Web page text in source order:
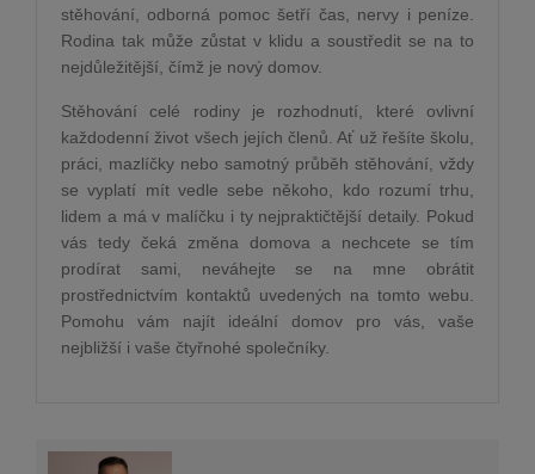
stěhování, odborná pomoc šetří čas, nervy i peníze.
Rodina tak může zůstat v klidu a soustředit se na to
nejdůležitější, čímž je nový domov.
Stěhování celé rodiny je rozhodnutí, které ovlivní
každodenní život všech jejích členů. Ať už řešíte školu,
práci, mazlíčky nebo samotný průběh stěhování, vždy
se vyplatí mít vedle sebe někoho, kdo rozumí trhu,
lidem a má v malíčku i ty nejpraktičtější detaily. Pokud
vás tedy čeká změna domova a nechcete se tím
prodírat sami, neváhejte se na mne obrátit
prostřednictvím kontaktů uvedených na tomto webu.
Pomohu vám najít ideální domov pro vás, vaše
nejbližší i vaše čtyřnohé společníky.